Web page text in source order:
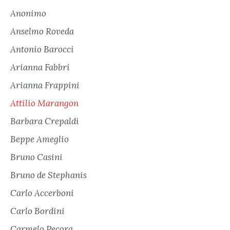
Anonimo
Anselmo Roveda
Antonio Barocci
Arianna Fabbri
Arianna Frappini
Attilio Marangon
Barbara Crepaldi
Beppe Ameglio
Bruno Casini
Bruno de Stephanis
Carlo Accerboni
Carlo Bordini